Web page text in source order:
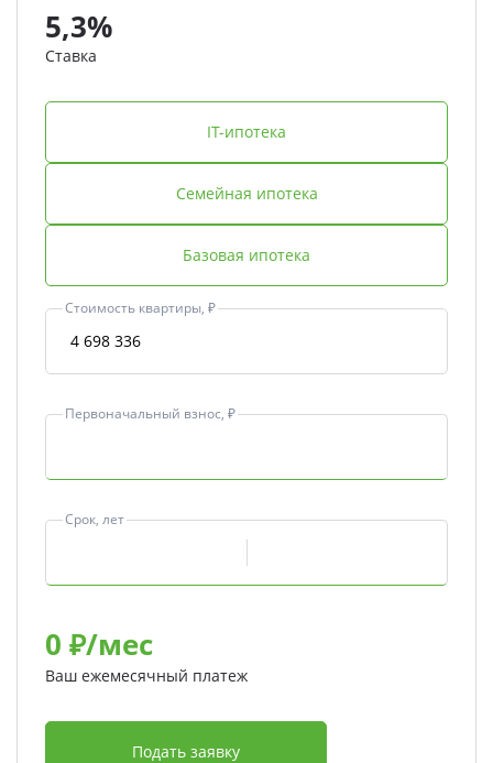
5,3%
Ставка
IT-ипотека
Семейная ипотека
Базовая ипотека
Стоимость квартиры, ₽
Первоначальный взнос, ₽
Срок, лет
0 ₽/мес
Ваш ежемесячный платеж
Подать заявку